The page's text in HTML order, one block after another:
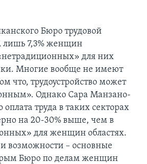
Бюро трудовой
лишь 7,3% женщин
для них
Многие вообще не имеют
что, трудоустройство может
Однако Сара Манзано-
оплата труда в таких секторах
на 20-30% выше, чем в
для женщин областях.
возможности – основные
Бюро по делам женщин